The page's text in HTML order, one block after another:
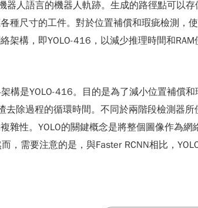
人語言的機器人軌跡。生成的路徑點可以
尺寸的工件。對於位置補償和瑕疵檢測，
構，即YOLO-416，以減少推理時間和RAM
構是YOLO-416。目的是為了減小位置補償
除過程的循環時間。不同於兩階段檢測器
性。YOLO的關鍵概念是將整個圖像作為
需要注意的是，與Faster RCNN相比，